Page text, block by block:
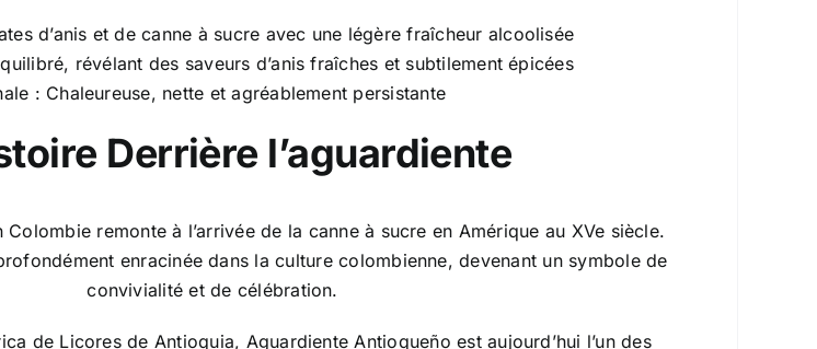
d’anis et de canne à sucre avec une légère fraîcheur alcoolisée
révélant des saveurs d’anis fraîches et subtilement épicées
: Chaleureuse, nette et agréablement persistante
Derrière l’aguardiente
Colombie remonte à l’arrivée de la canne à sucre en Amérique au XVe siècle.
enracinée dans la culture colombienne, devenant un symbole de
convivialité et de célébration.
de Licores de Antioquia, Aguardiente Antioqueño est aujourd’hui l’un des